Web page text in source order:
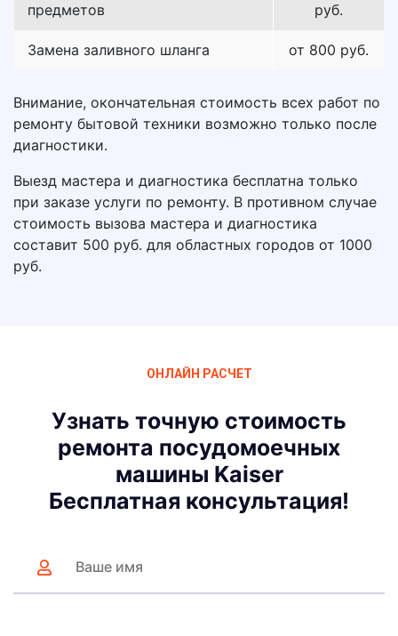
предметов
руб.
Замена заливного шланга от 800 руб.
Внимание, окончательная стоимость всех работ по
ремонту бытовой техники возможно только после
диагностики.
Выезд мастера и диагностика бесплатна только
при заказе услуги по ремонту. В противном случае
стоимость вызова мастера и диагностика
составит 500 руб. для областных городов от 1000
руб.
ОНЛАЙН РАСЧЕТ
Узнать точную стоимость
ремонта посудомоечных
машины Kaiser
Бесплатная консультация!